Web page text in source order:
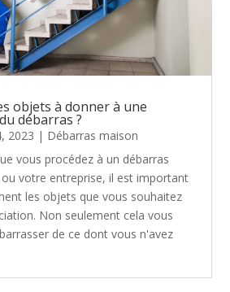
objets à donner à une
débarras ?
2023 | Débarras maison
vous procédez à un débarras
votre entreprise, il est important
les objets que vous souhaitez
Non seulement cela vous
de ce dont vous n'avez